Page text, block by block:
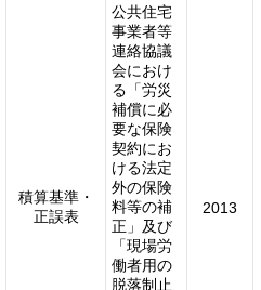
積算基準・
正誤表
公共住宅
事業者等
連絡協議
会におけ
る「労災
補償に必
要な保険
契約にお
ける法定
外の保険
料等の補
正」及び
「現場労
働者用の
脱落制止
2013